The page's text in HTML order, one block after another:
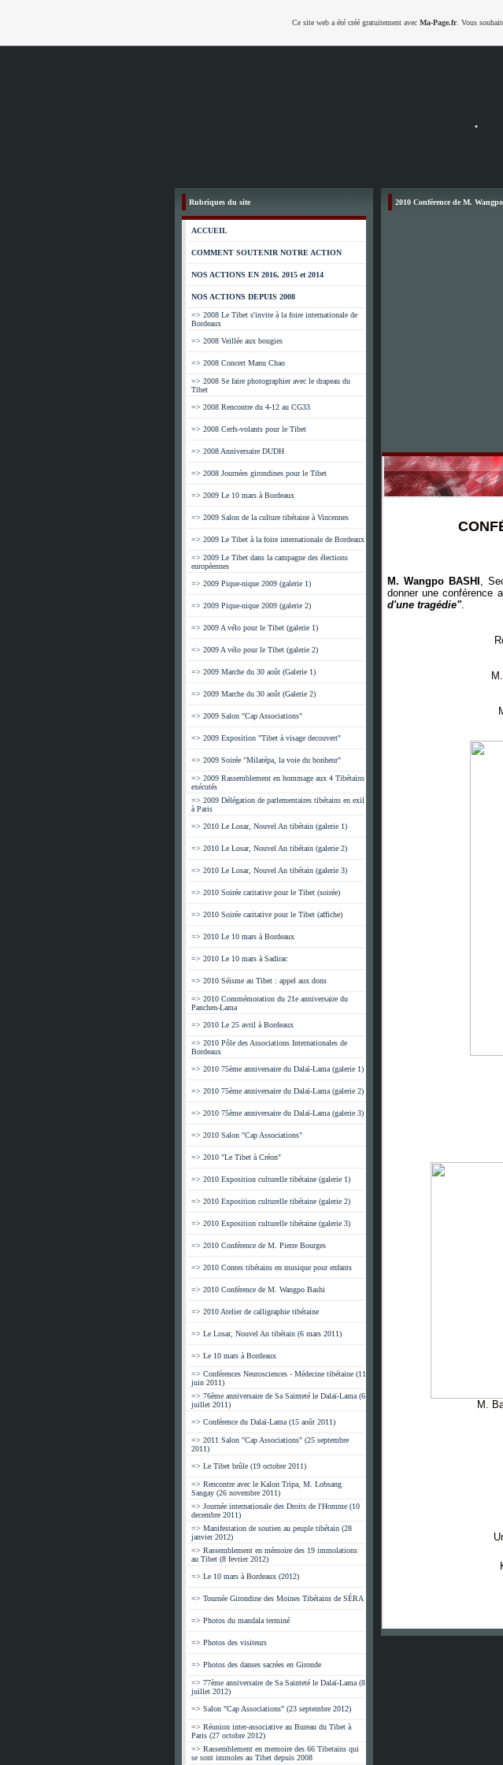
.
Rubriques du site
ACCUEIL
COMMENT SOUTENIR NOTRE ACTION
NOS ACTIONS EN 2016, 2015 et 2014
NOS ACTIONS DEPUIS 2008
=> 2008 Le Tibet s'invite à la foire internationale de
Bordeaux
=> 2008 Veillée aux bougies
=> 2008 Concert Manu Chao
=> 2008 Se faire photographier avec le drapeau du
Tibet
=> 2008 Rencontre du 4-12 au CG33
=> 2008 Cerfs-volants pour le Tibet
=> 2008 Anniversaire DUDH
=> 2008 Journées girondines pour le Tibet
=> 2009 Le 10 mars à Bordeaux
=> 2009 Salon de la culture tibétaine à Vincennes
=> 2009 Le Tibet à la foire internationale de Bordeaux
=> 2009 Le Tibet dans la campagne des élections
européennes
=> 2009 Pique-nique 2009 (galerie 1)
=> 2009 Pique-nique 2009 (galerie 2)
=> 2009 A vélo pour le Tibet (galerie 1)
=> 2009 A vélo pour le Tibet (galerie 2)
=> 2009 Marche du 30 août (Galerie 1)
=> 2009 Marche du 30 août (Galerie 2)
=> 2009 Salon "Cap Associations"
=> 2009 Exposition "Tibet à visage decouvert"
=> 2009 Soirée "Milarépa, la voie du bonheur"
=> 2009 Rassemblement en hommage aux 4 Tibétains
exécutés
=> 2009 Délégation de parlementaires tibétains en exil
à Paris
=> 2010 Le Losar, Nouvel An tibétain (galerie 1)
=> 2010 Le Losar, Nouvel An tibétain (galerie 2)
=> 2010 Le Losar, Nouvel An tibétain (galerie 3)
=> 2010 Soirée caritative pour le Tibet (soirée)
=> 2010 Soirée caritative pour le Tibet (affiche)
=> 2010 Le 10 mars à Bordeaux
=> 2010 Le 10 mars à Sadirac
=> 2010 Séisme au Tibet : appel aux dons
=> 2010 Commémoration du 21e anniversaire du
Panchen-Lama
=> 2010 Le 25 avril à Bordeaux
=> 2010 Pôle des Associations Internationales de
Bordeaux
=> 2010 75ème anniversaire du Dalaï-Lama (galerie 1)
=> 2010 75ème anniversaire du Dalaï-Lama (galerie 2)
=> 2010 75ème anniversaire du Dalaï-Lama (galerie 3)
=> 2010 Salon "Cap Associations"
=> 2010 "Le Tibet à Créon"
=> 2010 Exposition culturelle tibétaine (galerie 1)
=> 2010 Exposition culturelle tibétaine (galerie 2)
=> 2010 Exposition culturelle tibétaine (galerie 3)
=> 2010 Conférence de M. Pierre Bourges
=> 2010 Contes tibétains en musique pour enfants
=> 2010 Conférence de M. Wangpo Bashi
=> 2010 Atelier de calligraphie tibétaine
=> Le Losar, Nouvel An tibétain (6 mars 2011)
=> Le 10 mars à Bordeaux
=> Conférences Neurosciences - Médecine tibétaine (11
juin 2011)
=> 76ème anniversaire de Sa Sainteté le Dalaï-Lama (6
juillet 2011)
=> Conférence du Dalaï-Lama (15 août 2011)
=> 2011 Salon "Cap Associations" (25 septembre
2011)
=> Le Tibet brûle (19 octobre 2011)
=> Rencontre avec le Kalon Tripa, M. Lobsang
Sangay (26 novembre 2011)
=> Journée internationale des Droits de l'Homme (10
decembre 2011)
=> Manifestation de soutien au peuple tibétain (28
janvier 2012)
=> Rassemblement en mémoire des 19 immolations
au Tibet (8 fevrier 2012)
=> Le 10 mars à Bordeaux (2012)
=> Tournée Girondine des Moines Tibétains de SÉRA
=> Photos du mandala terminé
=> Photos des visiteurs
=> Photos des danses sacrées en Gironde
=> 77ème anniversaire de Sa Sainteté le Dalaï-Lama (8
juillet 2012)
=> Salon "Cap Associations" (23 septembre 2012)
=> Réunion inter-associative au Bureau du Tibet à
Paris (27 octobre 2012)
=> Rassemblement en memoire des 66 Tibetains qui
se sont immoles au Tibet depuis 2008
2010 Conférence de M.
M. Wangpo BASHI ,
donner une conférence
d'une tragédie".
M.
Ce site web a été créé gratuitement avec Ma-Page.fr. Vous